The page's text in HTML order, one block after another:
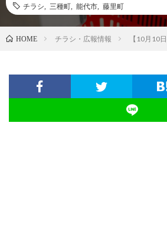
チラシ
三種町 能代市 藤里町
HOME チラシ・広報情報 【10月10